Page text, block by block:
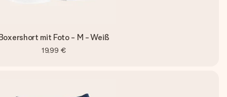
mit Foto - M - Weiß
19,99 €